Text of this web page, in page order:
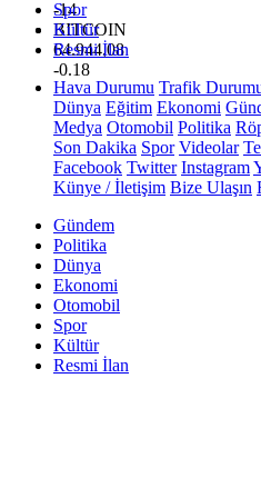
-14
BITCOIN
64.944,08
-0.18
Spor
Kültür
Resmi İlan
Hava Durumu Trafik
Dünya Eğitim Ekonomi
Medya Otomobil Politika
Son Dakika Spor Videolar
Facebook Twitter Instagram
Künye / İletişim Bize Ulaşın
Gündem
Politika
Dünya
Ekonomi
Otomobil
Spor
Kültür
Resmi İlan